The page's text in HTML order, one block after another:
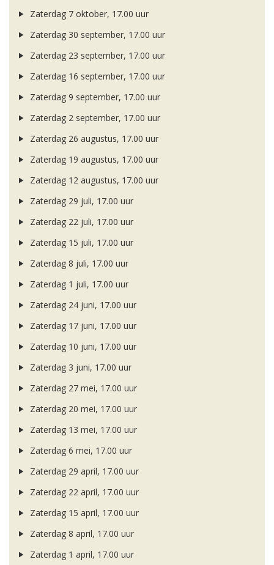
Zaterdag 7 oktober, 17.00 uur
Zaterdag 30 september, 17.00 uur
Zaterdag 23 september, 17.00 uur
Zaterdag 16 september, 17.00 uur
Zaterdag 9 september, 17.00 uur
Zaterdag 2 september, 17.00 uur
Zaterdag 26 augustus, 17.00 uur
Zaterdag 19 augustus, 17.00 uur
Zaterdag 12 augustus, 17.00 uur
Zaterdag 29 juli, 17.00 uur
Zaterdag 22 juli, 17.00 uur
Zaterdag 15 juli, 17.00 uur
Zaterdag 8 juli, 17.00 uur
Zaterdag 1 juli, 17.00 uur
Zaterdag 24 juni, 17.00 uur
Zaterdag 17 juni, 17.00 uur
Zaterdag 10 juni, 17.00 uur
Zaterdag 3 juni, 17.00 uur
Zaterdag 27 mei, 17.00 uur
Zaterdag 20 mei, 17.00 uur
Zaterdag 13 mei, 17.00 uur
Zaterdag 6 mei, 17.00 uur
Zaterdag 29 april, 17.00 uur
Zaterdag 22 april, 17.00 uur
Zaterdag 15 april, 17.00 uur
Zaterdag 8 april, 17.00 uur
Zaterdag 1 april, 17.00 uur